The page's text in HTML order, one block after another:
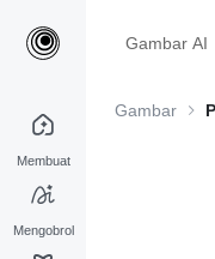
Gambar AI
Membuat
Mengobrol
Gambar